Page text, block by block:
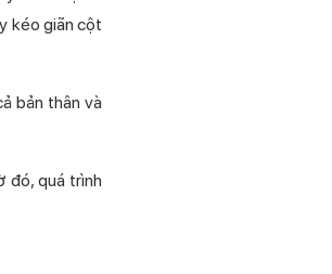
kéo giãn cột
bản thân và
đó, quá trình